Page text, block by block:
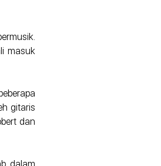
masuk
gitaris
dan
dalam